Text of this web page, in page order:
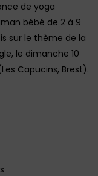
de yoga
bébé de 2 à 9
sur le thème de la
le dimanche 10
Capucins, Brest).